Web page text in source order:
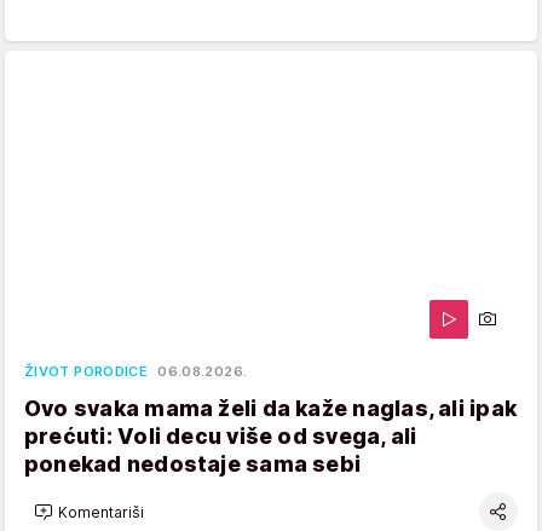
ŽIVOT PORODICE 06.08.2026.
Ovo svaka mama želi da kaže naglas, ali ipak
prećuti: Voli decu više od svega, ali
ponekad nedostaje sama sebi
Komentariši